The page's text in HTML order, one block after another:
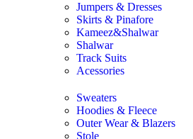
Jumpers & Dresses
Skirts & Pinafore
Kameez&Shalwar
Shalwar
Track Suits
Acessories
Sweaters
Hoodies & Fleece
Outer Wear & Blazers
Stole